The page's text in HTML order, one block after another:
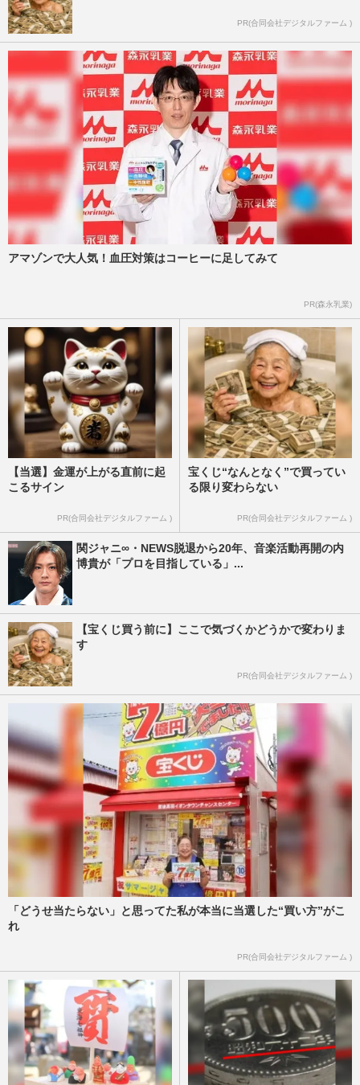
PR(合同会社デジタルファーム )
アマゾンで大人気！血圧対策はコーヒーに足してみて
PR(森永乳業)
【当選】金運が上がる直前に起
こるサイン
PR(合同会社デジタルファーム )
宝くじ“なんとなく”で買ってい
る限り変わらない
PR(合同会社デジタルファーム )
関ジャニ∞・NEWS脱退から20年、音楽活動再開の内
博貴が「プロを目指している」...
【宝くじ買う前に】ここで気づくかどうかで変わりま
す
PR(合同会社デジタルファーム )
「どうせ当たらない」と思ってた私が本当に当選した“買い方”がこ
れ
PR(合同会社デジタルファーム )